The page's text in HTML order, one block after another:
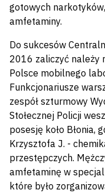
gotowych
amfetaminy.
Do sukcesów
2016 zaliczyć należy
Polsce mobilnego
Funkcjonariusze
zespół szturmowy
Stołecznej Policji
posesję koło Błonia,
Krzysztofa J. -
przestępczych.
amfetaminę w
które było